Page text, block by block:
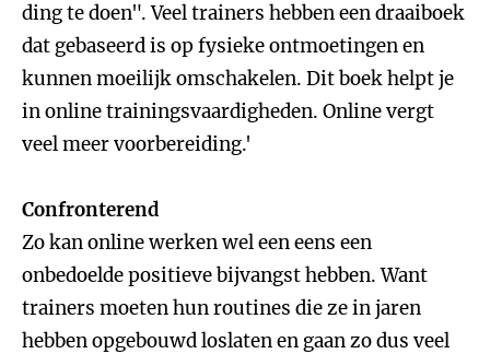
ding te doen". Veel trainers hebben een draaiboek
dat gebaseerd is op fysieke ontmoetingen en
kunnen moeilijk omschakelen. Dit boek helpt je
in online trainingsvaardigheden. Online vergt
veel meer voorbereiding.'
Confronterend
Zo kan online werken wel een eens een
onbedoelde positieve bijvangst hebben. Want
trainers moeten hun routines die ze in jaren
hebben opgebouwd loslaten en gaan zo dus veel